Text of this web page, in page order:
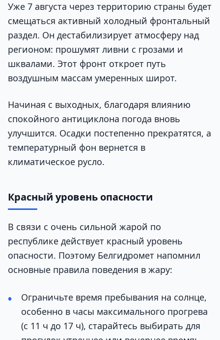
Уже 7 августа через территорию страны будет
смещаться активный холодный фронтальный
раздел. Он дестабилизирует атмосферу над
регионом: прошумят ливни с грозами и
шквалами. Этот фронт откроет путь
воздушным массам умеренных широт.
Начиная с выходных, благодаря влиянию
спокойного антициклона погода вновь
улучшится. Осадки постепенно прекратятся, а
температурный фон вернется в
климатическое русло.
Красный уровень опасности
В связи с очень сильной жарой по
республике действует красный уровень
опасности. Поэтому Белгидромет напомнил
основные правила поведения в жару:
Ограничьте время пребывания на солнце,
особенно в часы максимального прогрева
(с 11 ч до 17 ч), старайтесь выбирать для